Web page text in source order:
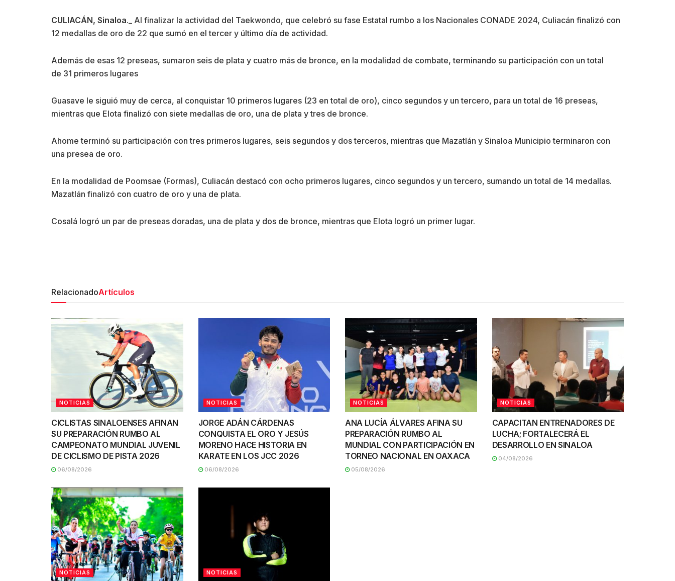
CULIACÁN, Sinaloa._ Al finalizar la actividad del Taekwondo, que celebró su fase Estatal rumbo a los Nacionales CONADE 2024, Culiacán finalizó con
12 medallas de oro de 22 que sumó en el tercer y último día de actividad.
Además de esas 12 preseas, sumaron seis de plata y cuatro más de bronce, en la modalidad de combate, terminando su participación con un total
de 31 primeros lugares
Guasave le siguió muy de cerca, al conquistar 10 primeros lugares (23 en total de oro), cinco segundos y un tercero, para un total de 16 preseas,
mientras que Elota finalizó con siete medallas de oro, una de plata y tres de bronce.
Ahome terminó su participación con tres primeros lugares, seis segundos y dos terceros, mientras que Mazatlán y Sinaloa Municipio terminaron con
una presea de oro.
En la modalidad de Poomsae (Formas), Culiacán destacó con ocho primeros lugares, cinco segundos y un tercero, sumando un total de 14 medallas.
Mazatlán finalizó con cuatro de oro y una de plata.
Cosalá logró un par de preseas doradas, una de plata y dos de bronce, mientras que Elota logró un primer lugar.
RelacionadoArtículos
NOTICIAS
CICLISTAS SINALOENSES AFINAN
SU PREPARACIÓN RUMBO AL
CAMPEONATO MUNDIAL JUVENIL
DE CICLISMO DE PISTA 2026
06/08/2026
NOTICIAS
JORGE ADÁN CÁRDENAS
CONQUISTA EL ORO Y JESÚS
MORENO HACE HISTORIA EN
KARATE EN LOS JCC 2026
06/08/2026
NOTICIAS
ANA LUCÍA ÁLVARES AFINA SU
PREPARACIÓN RUMBO AL
MUNDIAL CON PARTICIPACIÓN EN
TORNEO NACIONAL EN OAXACA
05/08/2026
NOTICIAS
CAPACITAN ENTRENADORES DE
LUCHA; FORTALECERÁ EL
DESARROLLO EN SINALOA
04/08/2026
NOTICIAS NOTICIAS